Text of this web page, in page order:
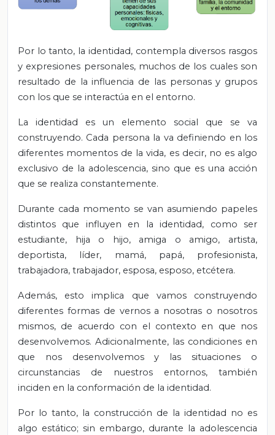
Por lo tanto, la identidad, contempla diversos rasgos
y expresiones personales, muchos de los cuales son
resultado de la influencia de las personas y grupos
con los que se interactúa en el entorno.
La identidad es un elemento social que se va
construyendo. Cada persona la va definiendo en los
diferentes momentos de la vida, es decir, no es algo
exclusivo de la adolescencia, sino que es una acción
que se realiza constantemente.
Durante cada momento se van asumiendo papeles
distintos que influyen en la identidad, como ser
estudiante, hija o hijo, amiga o amigo, artista,
deportista, líder, mamá, papá, profesionista,
trabajadora, trabajador, esposa, esposo, etcétera.
Además, esto implica que vamos construyendo
diferentes formas de vernos a nosotras o nosotros
mismos, de acuerdo con el contexto en que nos
desenvolvemos. Adicionalmente, las condiciones en
que nos desenvolvemos y las situaciones o
circunstancias de nuestros entornos, también
inciden en la conformación de la identidad.
Por lo tanto, la construcción de la identidad no es
algo estático; sin embargo, durante la adolescencia